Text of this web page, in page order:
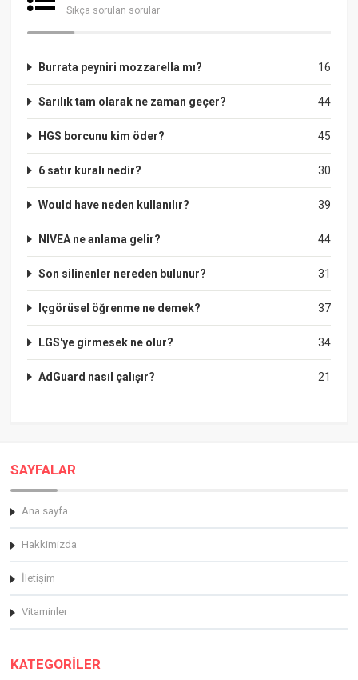
Sıkça sorulan sorular
16
Burrata peyniri mozzarella mı?
44
Sarılık tam olarak ne zaman geçer?
45
HGS borcunu kim öder?
30
6 satır kuralı nedir?
39
Would have neden kullanılır?
44
NIVEA ne anlama gelir?
31
Son silinenler nereden bulunur?
37
Içgörüsel öğrenme ne demek?
34
LGS'ye girmesek ne olur?
21
AdGuard nasıl çalışır?
SAYFALAR
Ana sayfa
Hakkimizda
İletişim
Vitaminler
KATEGORİLER